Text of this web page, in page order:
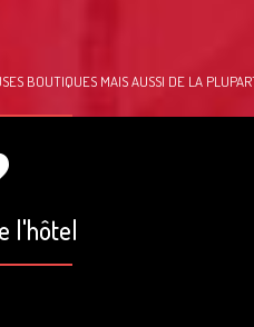
BOUTIQUES MAIS AUSSI DE LA
l'hôtel